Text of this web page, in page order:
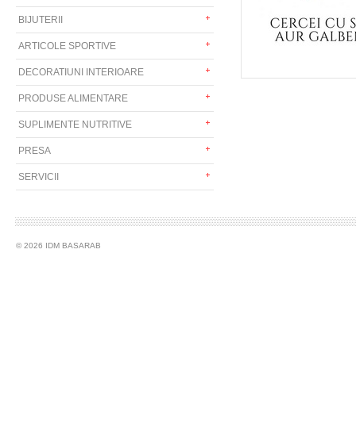
BIJUTERII
ARTICOLE SPORTIVE
DECORATIUNI INTERIOARE
PRODUSE ALIMENTARE
SUPLIMENTE NUTRITIVE
PRESA
SERVICII
© 2026 IDM BASARAB